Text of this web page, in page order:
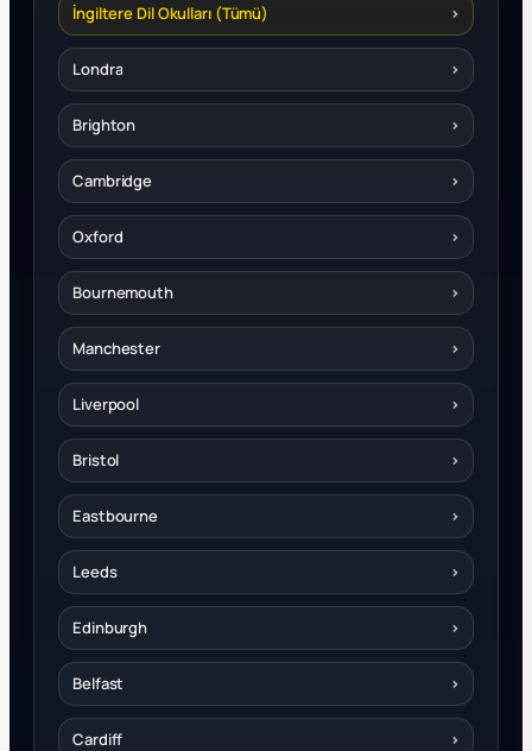
İngiltere Dil Okulları (Tümü) ›
Londra ›
Brighton ›
Cambridge ›
Oxford ›
Bournemouth ›
Manchester ›
Liverpool ›
Bristol ›
Eastbourne ›
Leeds ›
Edinburgh ›
Belfast ›
Cardiff ›